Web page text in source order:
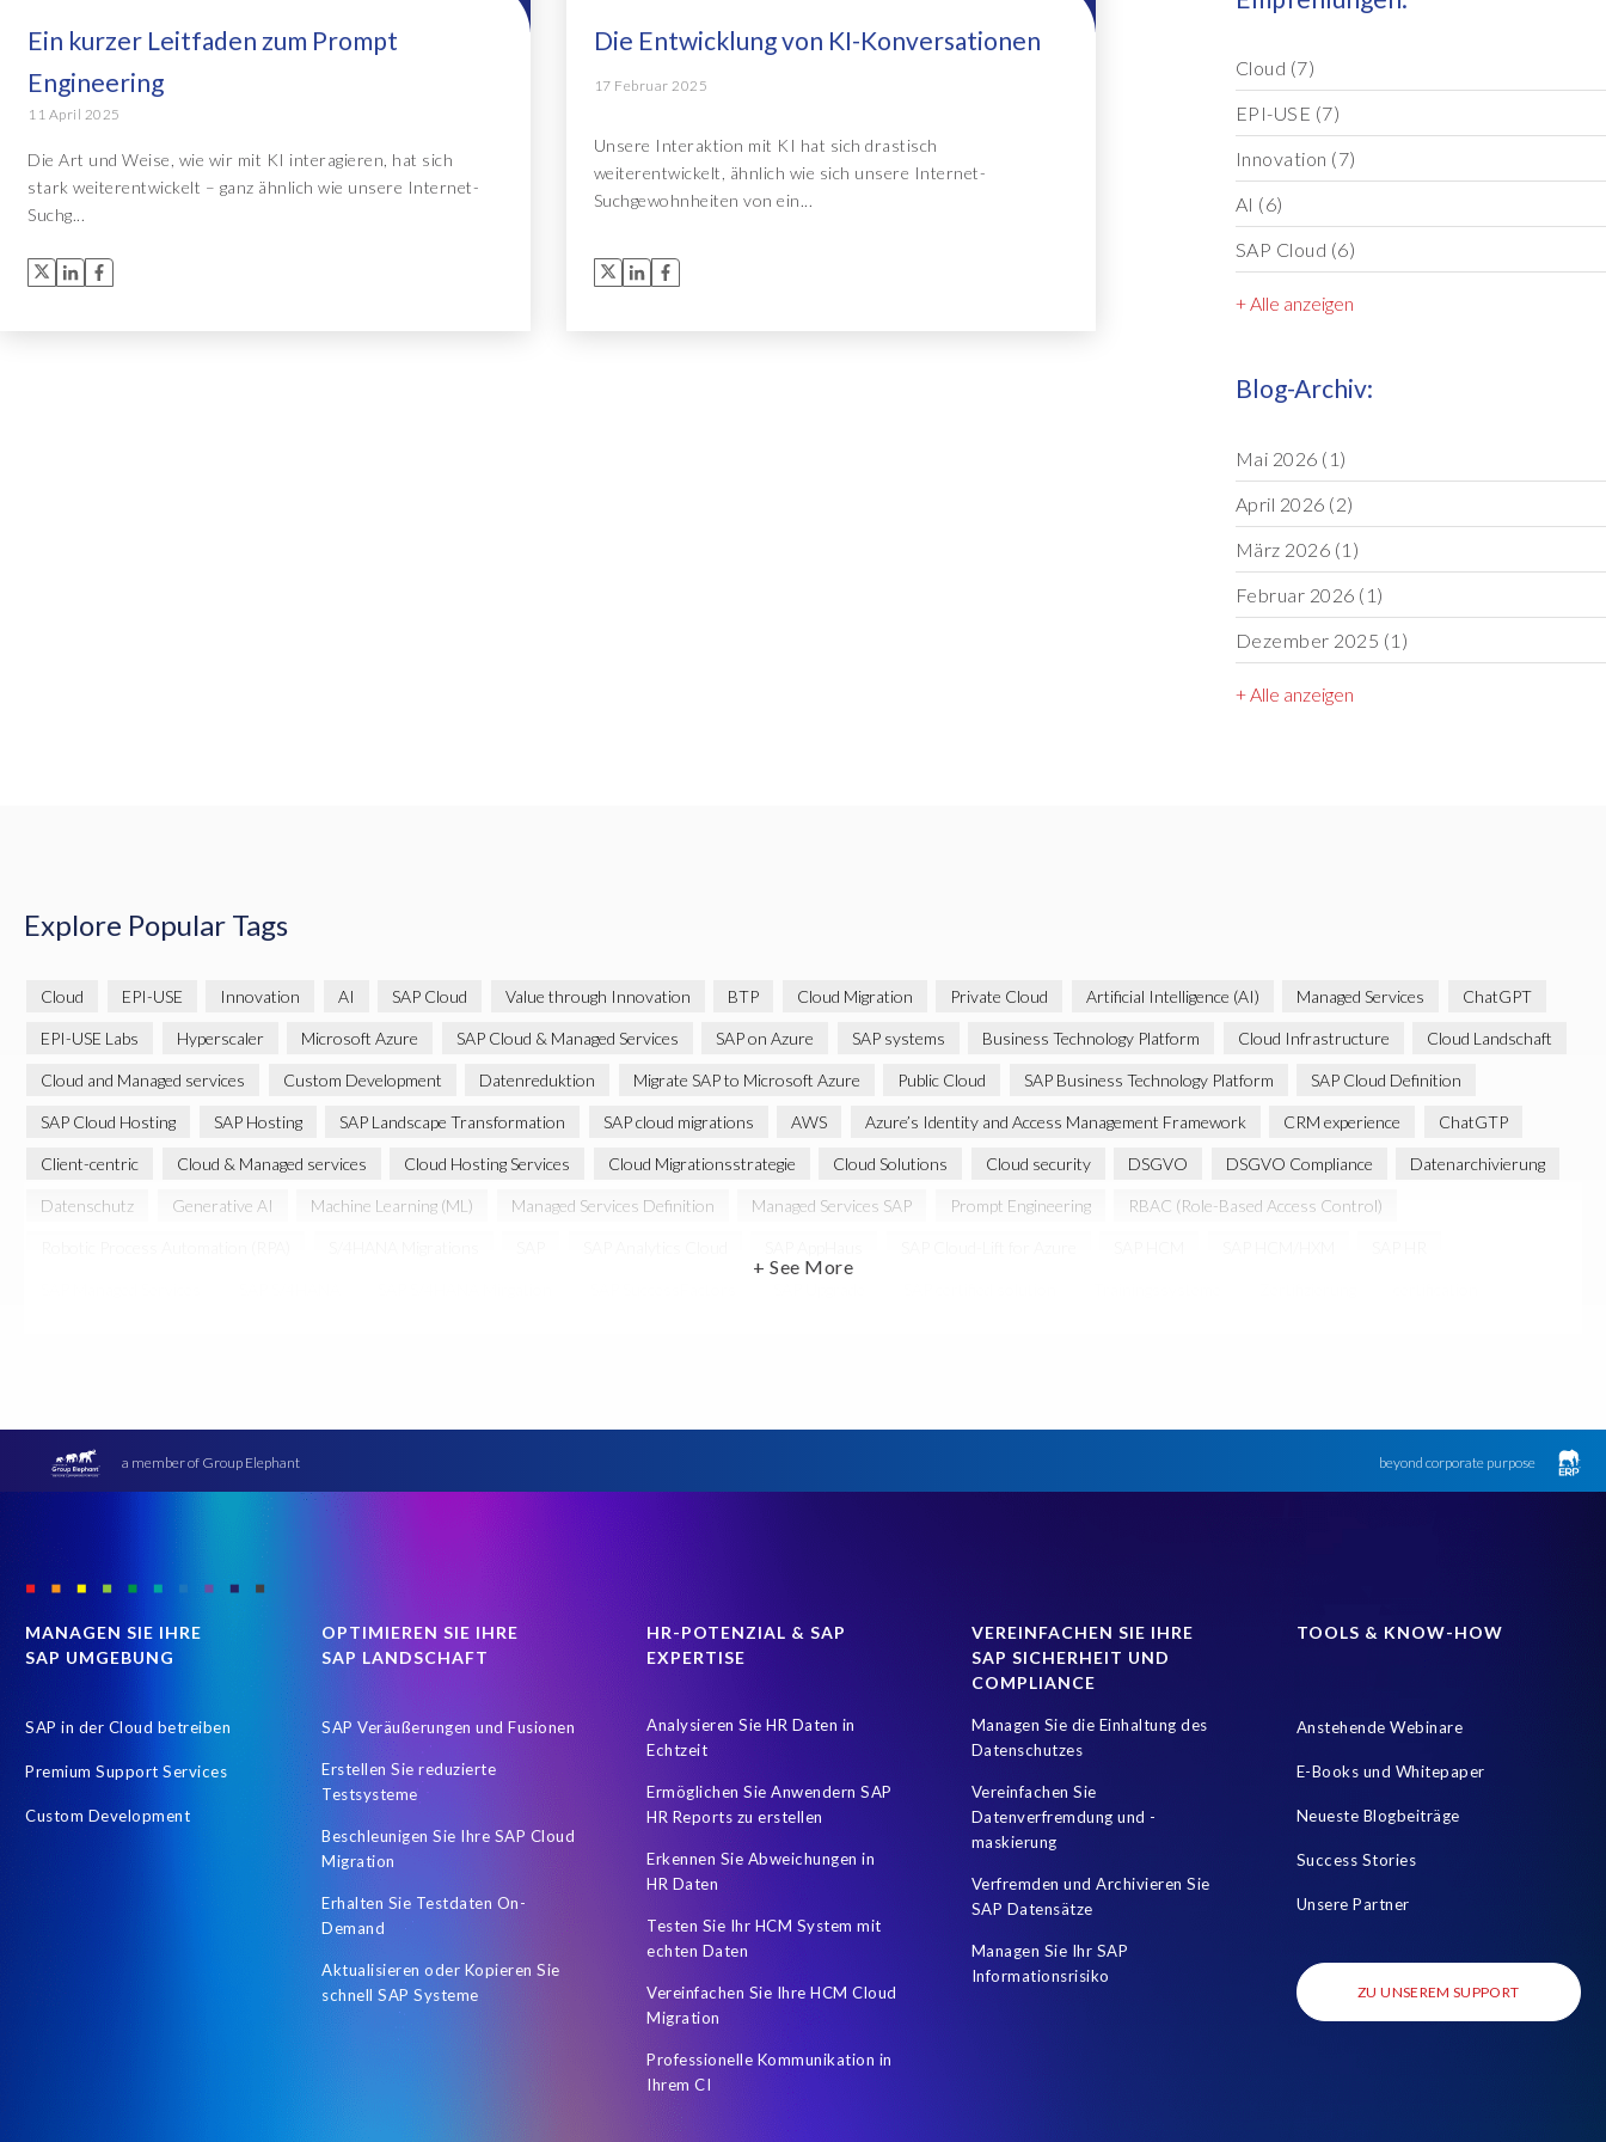
Object Extractor™
Alle Lösungen
Alle Lösungen
Ein kurzer Leitfaden zum Prompt
Engineering
11 April 2025
Die Art und Weise, wie wir mit KI interagieren, hat sich
stark weiterentwickelt – ganz ähnlich wie unsere Internet-
Suchg...
Die Entwicklung von KI-Konversationen
17 Februar 2025
Unsere Interaktion mit KI hat sich drastisch
weiterentwickelt, ähnlich wie sich unsere Internet-
Suchgewohnheiten von ein...
Cloud (7)
EPI-USE (7)
Innovation (7)
AI (6)
SAP Cloud (6)
+ Alle anzeigen
Blog-Archiv:
Mai 2026 (1)
April 2026 (2)
März 2026 (1)
Februar 2026 (1)
Dezember 2025 (1)
+ Alle anzeigen
Explore Popular Tags
Cloud EPI-USE Innovation AI SAP Cloud Value through Innovation BTP Cloud Migration Private Cloud Artificial Intelligence (AI) Managed Services ChatGPT
EPI-USE Labs Hyperscaler Microsoft Azure SAP Cloud & Managed Services SAP on Azure SAP systems Business Technology Platform Cloud Infrastructure Cloud Landschaft
Cloud and Managed services Custom Development Datenreduktion Migrate SAP to Microsoft Azure Public Cloud SAP Business Technology Platform SAP Cloud Definition
SAP Cloud Hosting SAP Hosting SAP Landscape Transformation SAP cloud migrations AWS Azure’s Identity and Access Management Framework CRM experience ChatGTP
Client-centric Cloud & Managed services Cloud Hosting Services Cloud Migrationsstrategie Cloud Solutions Cloud security DSGVO DSGVO Compliance Datenarchivierung
Datenschutz Generative AI Machine Learning (ML) Managed Services Definition Managed Services SAP Prompt Engineering RBAC (Role-Based Access Control)
+ See More
a member of Group Elephant beyond corporate purpose
MANAGEN SIE IHRE
SAP UMGEBUNG
SAP in der Cloud betreiben
Premium Support Services
Custom Development
OPTIMIEREN SIE IHRE
SAP LANDSCHAFT
SAP Veräußerungen und Fusionen
Erstellen Sie reduzierte
Testsysteme
Beschleunigen Sie Ihre SAP Cloud
Migration
Erhalten Sie Testdaten On-
Demand
Aktualisieren oder Kopieren Sie
schnell SAP Systeme
HR-POTENZIAL & SAP
EXPERTISE
Analysieren Sie HR Daten in
Echtzeit
Ermöglichen Sie Anwendern SAP
HR Reports zu erstellen
Erkennen Sie Abweichungen in
HR Daten
Testen Sie Ihr HCM System mit
echten Daten
Vereinfachen Sie Ihre HCM Cloud
Migration
Professionelle Kommunikation in
Ihrem CI
VEREINFACHEN SIE IHRE
SAP SICHERHEIT UND
COMPLIANCE
Managen Sie die Einhaltung des
Datenschutzes
Vereinfachen Sie
Datenverfremdung und -
maskierung
Verfremden und Archivieren Sie
SAP Datensätze
Managen Sie Ihr SAP
Informationsrisiko
TOOLS & KNOW-HOW
Anstehende Webinare
E-Books und Whitepaper
Neueste Blogbeiträge
Success Stories
Unsere Partner
ZU UNSEREM SUPPORT